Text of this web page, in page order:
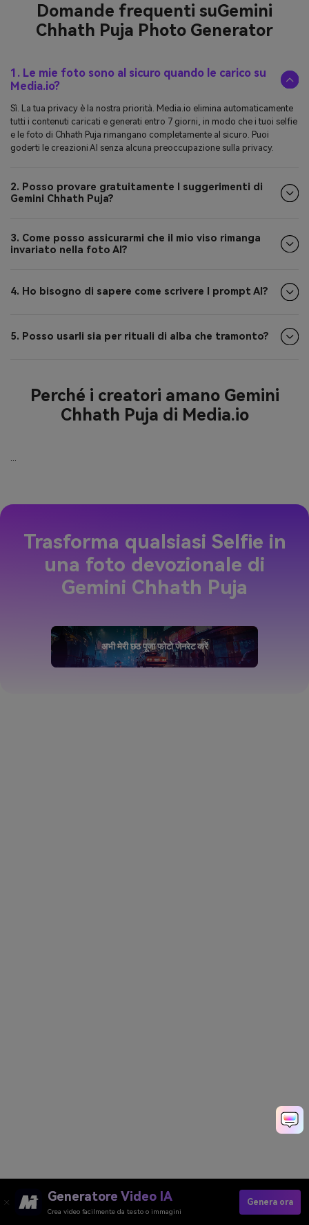
Domande frequenti suGemini
Chhath Puja Photo Generator
1. Le mie foto sono al sicuro quando le carico su
Media.io?
Sì. La tua privacy è la nostra priorità. Media.io elimina automaticamente
tutti i contenuti caricati e generati entro 7 giorni, in modo che i tuoi selfie
e le foto di Chhath Puja rimangano completamente al sicuro. Puoi
goderti le creazioni AI senza alcuna preoccupazione sulla privacy.
2. Posso provare gratuitamente I suggerimenti di
Gemini Chhath Puja?
3. Come posso assicurarmi che il mio viso rimanga
invariato nella foto AI?
4. Ho bisogno di sapere come scrivere I prompt AI?
5. Posso usarli sia per rituali di alba che tramonto?
Perché i creatori amano Gemini
Chhath Puja di Media.io
...
Trasforma qualsiasi Selfie in
una foto devozionale di
Gemini Chhath Puja
अभी मेरी छठ पूजा फोटो जेनरेट करें
Generatore Video IA
Crea video facilmente da testo o immagini
Genera ora